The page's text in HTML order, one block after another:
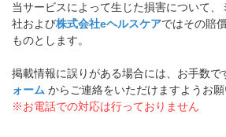
当サービスによって生じた損害について、
社および株式会社eヘルスケアではその賠
ものとします。
掲載情報に誤りがある場合には、お手数で
ォーム からご連絡をいただけますようお願
※お電話での対応は行っておりません